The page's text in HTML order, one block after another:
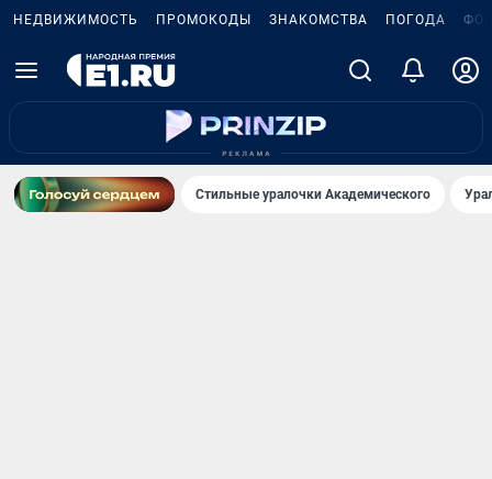
НЕДВИЖИМОСТЬ ПРОМОКОДЫ ЗНАКОМСТВА ПОГОДА
Стильные уралочки Академического